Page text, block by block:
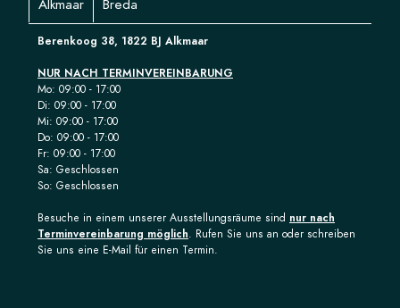
Alkmaar Breda
Berenkoog 38, 1822 BJ Alkmaar
NUR NACH TERMINVEREINBARUNG
Mo: 09:00 - 17:00
Di: 09:00 - 17:00
Mi: 09:00 - 17:00
Do: 09:00 - 17:00
Fr: 09:00 - 17:00
Sa: Geschlossen
So: Geschlossen
Besuche in einem unserer Ausstellungsräume sind nur nach
Terminvereinbarung möglich. Rufen Sie uns an oder schreiben
Sie uns eine E-Mail für einen Termin.